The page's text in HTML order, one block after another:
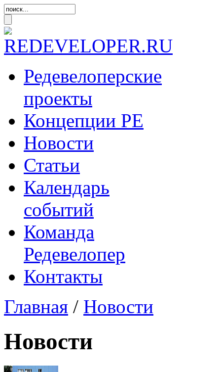
Редевелоперские
проекты
Концепции РЕ
Новости
Статьи
Календарь
событий
Команда
Редевелопер
Контакты
Главная / Новости
Новости